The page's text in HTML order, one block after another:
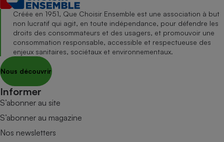
Créée en 1951, Que Choisir Ensemble est une association à but
non lucratif qui agit, en toute indépendance, pour défendre les
droits des consommateurs et des usagers, et promouvoir une
consommation responsable, accessible et respectueuse des
enjeux sanitaires, sociétaux et environnementaux.
Nous découvrir
Informer
S’abonner au site
S’abonner au magazine
Nos newsletters